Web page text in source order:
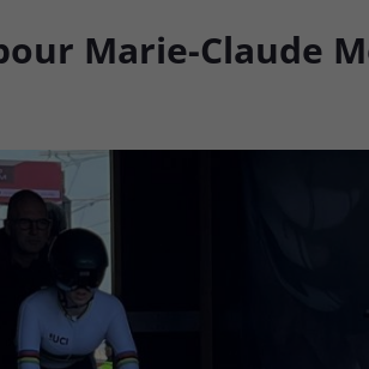
Marie-Claude